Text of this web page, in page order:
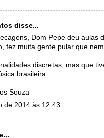
disse...
Dom Pepe deu aulas
fez muita gente pular que
discretas, mas que
brasileira.
Souza
de 2014 às 12:43